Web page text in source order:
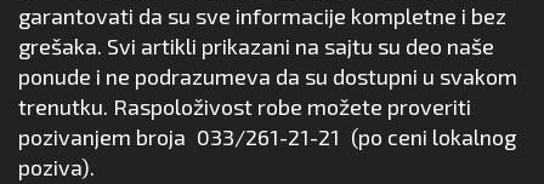
garantovati da su sve informacije kompletne i bez
grešaka. Svi artikli prikazani na sajtu su deo naše
ponude i ne podrazumeva da su dostupni u svakom
trenutku. Raspoloživost robe možete proveriti
pozivanjem broja 033/261-21-21 (po ceni lokalnog
poziva).